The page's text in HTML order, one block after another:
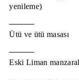
yenileme)
Ütü ve ütü masası
Eski Liman